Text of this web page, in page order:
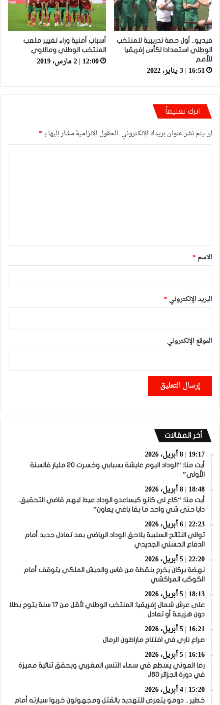
فيديو.. أول حصة تدريبية للمنتخب
الوطني استعدادا لكأس إفريقيا
للأمم
16:51 | 3 يناير، 2022
أسباب أمنية وراء تغيير ملعب
المنتخب الوطني ومالاوي
12:00 | 2 مارس، 2019
اترك تعليقاً
لن يتم نشر عنوان بريدك الإلكتروني. الحقول الإلزامية مشار إليها بـ*
*
الاسم *
البريد الإلكتروني *
الموقع الإلكتروني
أخر المقالات
19:17 | 8 أبريل، 2026
أيت منا: “الوداد اليوم عايشة بسبابي وخسرت 20 مليار فالسنة
الأولى”
18:48 | 8 أبريل، 2026
أيت منا: “كاع لي كانو كيساعدو الوداد عيط ليهم قاضي التحقيق..
دابا حتى شي واحد ما بقا باغي يعاون”
22:23 | 6 أبريل، 2026
توالي النتائج السلبية يلاحق الوداد الرياضي بعد تعادل جديد أمام
الدفاع الحسني الجديدي
22:20 | 5 أبريل، 2026
نهضة بركان يخرج بنقطة من فاس والجيش الملكي يتوقف أمام
الكوكب المراكشي
18:13 | 5 أبريل، 2026
على عرش شمال إفريقيا: المنتخب الوطني لأقل من 17 سنة يتوج بطلا
دون هزيمة أو تعادل
16:21 | 5 أبريل، 2026
صراع ناري في افتتاح ماراطون الرمال
16:16 | 5 أبريل، 2026
رضا العوني يسطع في سماء التنس المغربي ويحقق ثنائية مميزة
في دورة الجزائر J60
15:20 | 4 أبريل، 2026
خطير .. دومو يتعرض للتهديد بالقتل ومجهولون خربوا سيارته أمام